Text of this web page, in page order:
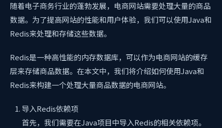
随着电子商务行业的蓬勃发展，电商网站需要处理大量的商品
数据。为了提高网站的性能和用户体验，我们可以使用Java和
Redis来处理和存储这些数据。
Redis是一种高性能的内存数据库，可以作为电商网站的缓存
层来存储商品数据。在本文中，我们将介绍如何使用Java和
Redis来构建一个处理大量商品数据的电商网站。
导入Redis依赖项
首先，我们需要在Java项目中导入Redis的相关依赖项。